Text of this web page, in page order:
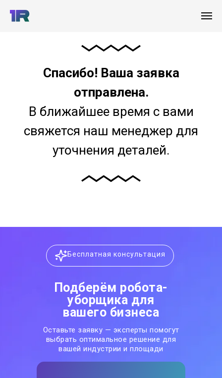
Спасибо! Ваша заявка
отправлена.
В ближайшее время с вами
свяжется наш менеджер для
уточнения деталей.
Оставьте заявку — эксперты помогут
выбрать оптимальное решение для
вашей индустрии и площади
Бесплатная консультация
Подберём робота-
уборщика для
вашего бизнеса